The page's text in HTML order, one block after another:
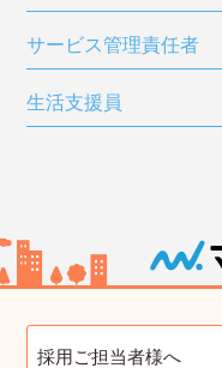
サービス管理責任者
生活支援員
採用ご担当者様へ